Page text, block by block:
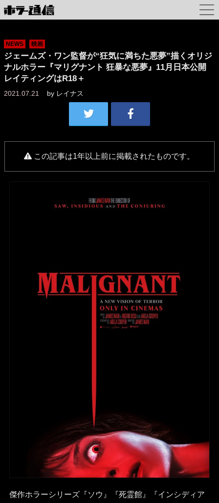
NEWS 映画
ジェームズ・ワン監督が“狂気に満ちた悪夢”描くオリジ
ナルホラー『マリグナント 狂暴な悪夢』11月日本公開
レイティングはR18＋
2021.07.21 by レイナス
この記事は1年以上前に掲載されたものです。
傑作ホラーシリーズ『ソウ』『死霊館』『インシディア